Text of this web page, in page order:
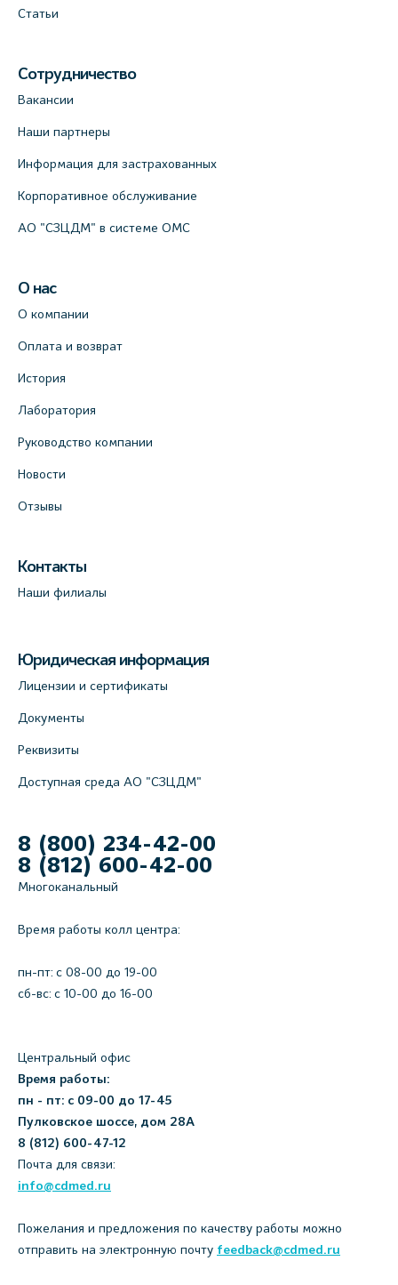
Статьи
Сотрудничество
Вакансии
Наши партнеры
Информация для застрахованных
Корпоративное обслуживание
АО "СЗЦДМ" в системе ОМС
О нас
О компании
Оплата и возврат
История
Лаборатория
Руководство компании
Новости
Отзывы
Контакты
Наши филиалы
Юридическая информация
Лицензии и сертификаты
Документы
Реквизиты
Доступная среда АО "СЗЦДМ"
8 (800) 234-42-00
8 (812) 600-42-00
Многоканальный
Время работы колл центра:
пн-пт: c 08-00 до 19-00
сб-вс: с 10-00 до 16-00
Центральный офис
Время работы:
пн - пт: с 09-00 до 17-45
Пулковское шоссе, дом 28А
8 (812) 600-47-12
Почта для связи:
info@cdmed.ru
Пожелания и предложения по качеству работы можно
отправить на электронную почту feedback@cdmed.ru